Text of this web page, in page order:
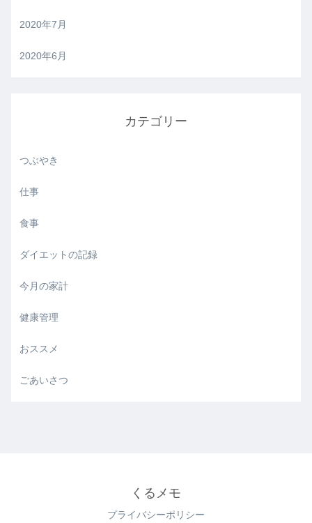
2020年7月
2020年6月
カテゴリー
つぶやき
仕事
食事
ダイエットの記録
今月の家計
健康管理
おススメ
ごあいさつ
くるメモ
プライバシーポリシー